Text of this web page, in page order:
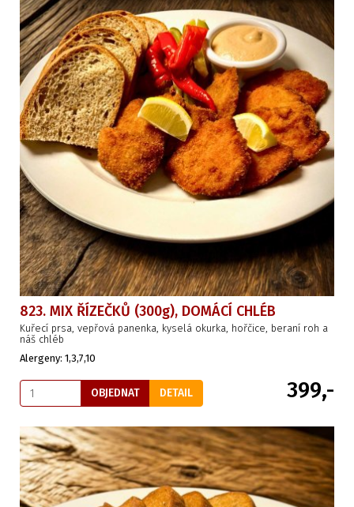
823. MIX ŘÍZEČKŮ (300g), DOMÁCÍ CHLÉB
Kuřecí prsa, vepřová panenka, kyselá okurka, hořčice, beraní roh a
náš chléb
Alergeny: 1,3,7,10
OBJEDNAT DETAIL 399,-